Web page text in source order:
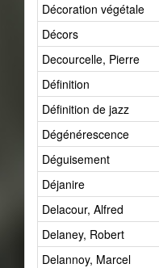
Décoration végétale
Décors
Decourcelle, Pierre
Définition
Définition de jazz
Dégénérescence
Déguisement
Déjanire
Delacour, Alfred
Delaney, Robert
Delannoy, Marcel